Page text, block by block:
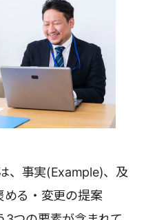
、事実(Example)、及
る・変更の提案